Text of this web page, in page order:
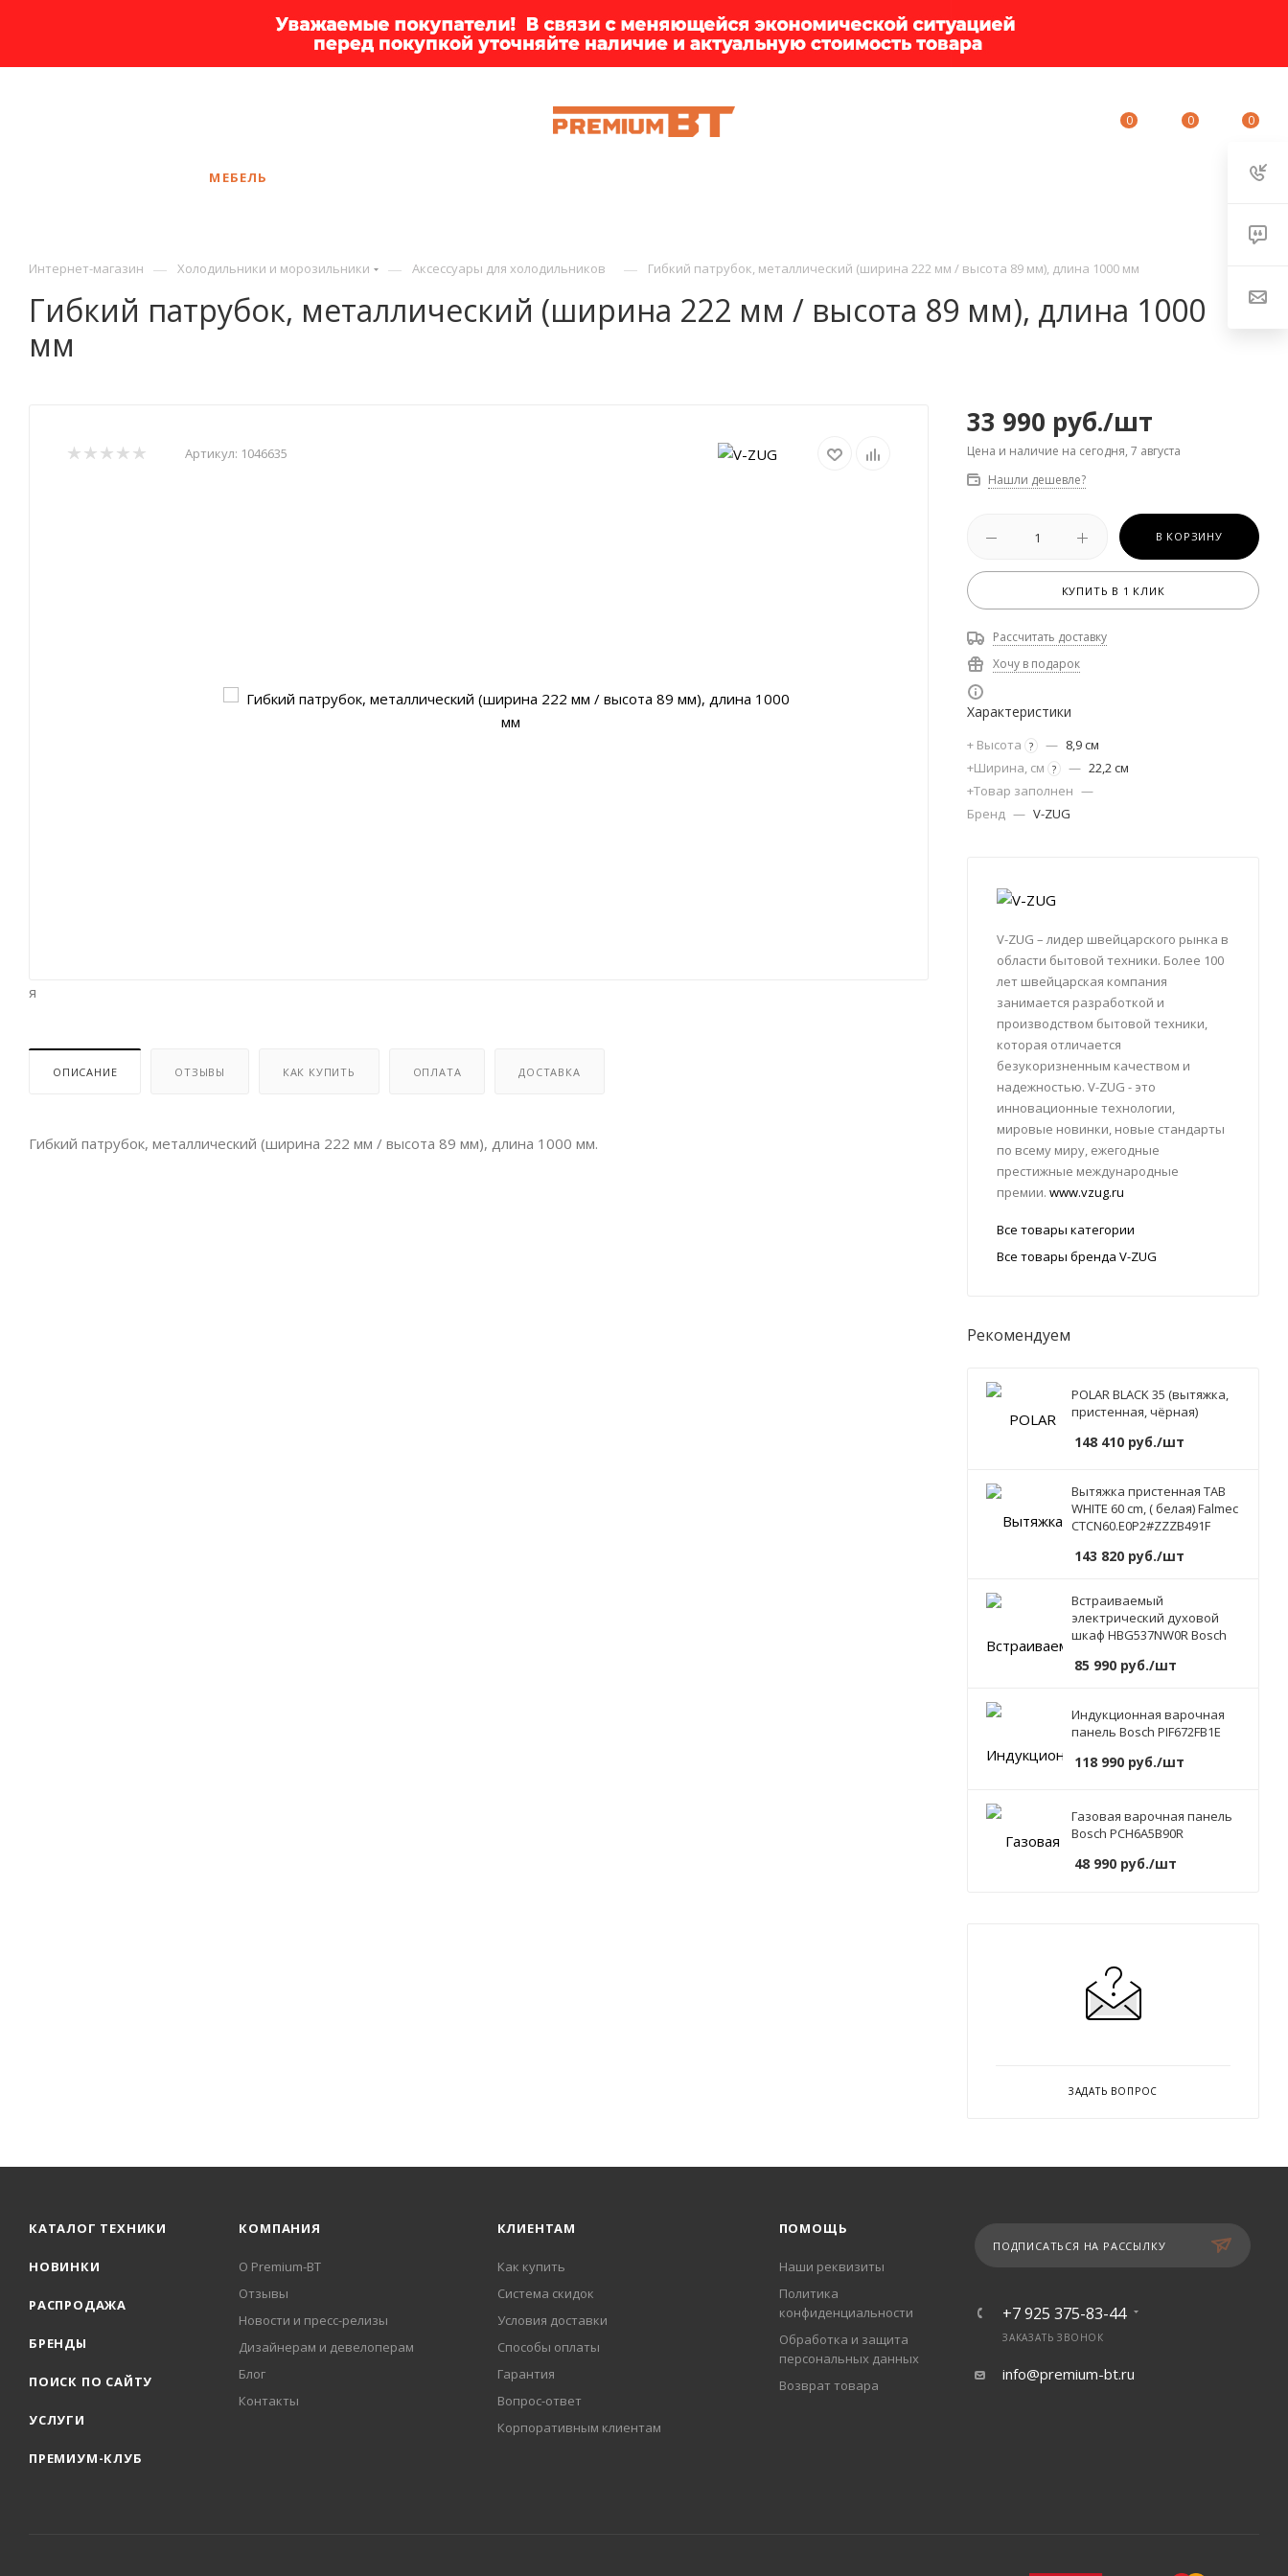
0 0 0
МЕБЕЛЬ
Интернет-магазин — Холодильники и морозильники — Аксессуары для холодильников — Гибкий патрубок, металлический (ширина 222 мм / высота 89 мм), длина 1000 мм
Гибкий патрубок, металлический (ширина 222 мм / высота 89 мм), длина 1000
мм
Артикул: 1046635
я
ОПИСАНИЕ ОТЗЫВЫ КАК КУПИТЬ ОПЛАТА ДОСТАВКА
Гибкий патрубок, металлический (ширина 222 мм / высота 89 мм), длина 1000 мм.
33 990 руб./шт
Цена и наличие на сегодня, 7 августа
Нашли дешевле?
В КОРЗИНУ
КУПИТЬ В 1 КЛИК
Рассчитать доставку
Хочу в подарок
Характеристики
+ Высота ? — 8,9 см
+Ширина, см ? — 22,2 см
+Товар заполнен —
Бренд — V-ZUG
V-ZUG – лидер швейцарского рынка в
области бытовой техники. Более 100
лет швейцарская компания
занимается разработкой и
производством бытовой техники,
которая отличается
безукоризненным качеством и
надежностью. V-ZUG - это
инновационные технологии,
мировые новинки, новые стандарты
по всему миру, ежегодные
престижные международные
премии. www.vzug.ru
Все товары категории
Все товары бренда V-ZUG
Рекомендуем
POLAR BLACK 35 (вытяжка,
пристенная, чёрная)
148 410 руб./шт
Вытяжка пристенная TAB
WHITE 60 cm, ( белая) Falmec
CTCN60.E0P2#ZZZB491F
143 820 руб./шт
Встраиваемый
электрический духовой
шкаф HBG537NW0R Bosch
85 990 руб./шт
Индукционная варочная
панель Bosch PIF672FB1E
118 990 руб./шт
Газовая варочная панель
Bosch PCH6A5B90R
48 990 руб./шт
ЗАДАТЬ ВОПРОС
КАТАЛОГ ТЕХНИКИ
НОВИНКИ
РАСПРОДАЖА
БРЕНДЫ
ПОИСК ПО САЙТУ
УСЛУГИ
ПРЕМИУМ-КЛУБ
КОМПАНИЯ
О Premium-BT
Отзывы
Новости и пресс-релизы
Дизайнерам и девелоперам
Блог
Контакты
КЛИЕНТАМ
Как купить
Система скидок
Условия доставки
Способы оплаты
Гарантия
Вопрос-ответ
Корпоративным клиентам
ПОМОЩЬ
Наши реквизиты
Политика
конфиденциальности
Обработка и защита
персональных данных
Возврат товара
ПОДПИСАТЬСЯ НА РАССЫЛКУ
+7 925 375-83-44
ЗАКАЗАТЬ ЗВОНОК
info@premium-bt.ru